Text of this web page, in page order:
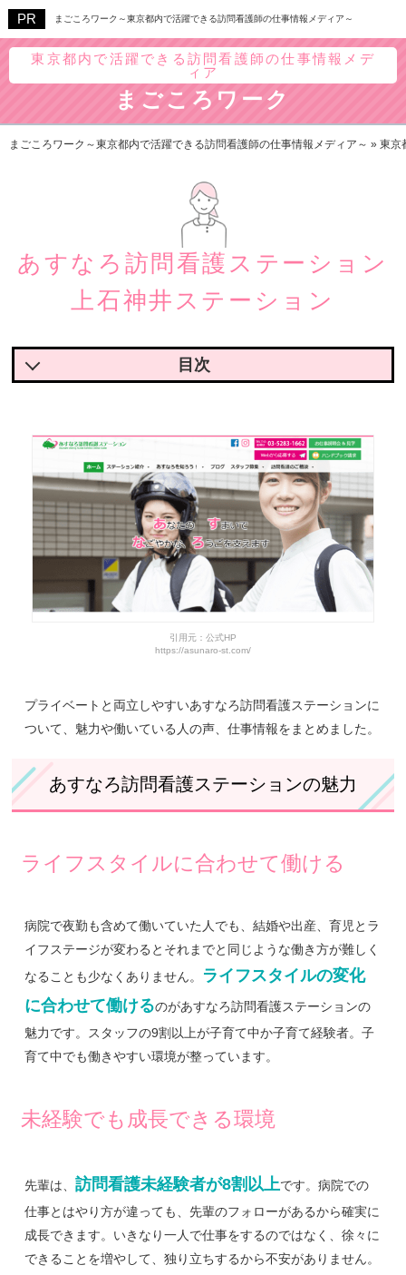
まごころワーク～東京都内で活躍できる訪問看護師の仕事情報メディア～
東京都内で活躍できる訪問看護師の仕事情報メデ
ィア
まごころワーク
まごころワーク～東京都内で活躍できる訪問看護師の仕事情報メディア～ » 東京
あすなろ訪問看護ステーション
上石神井ステーション
あすなろ訪問看護ステーションで実際に働いている人の声
あすなろ訪問看護ステーションの求人情報
あすなろ訪問看護ステーションの基本情報
引用元：公式HP
https://asunaro-st.com/
プライベートと両立しやすいあすなろ訪問看護ステーションに
ついて、魅力や働いている人の声、仕事情報をまとめました。
あすなろ訪問看護ステーションの魅力
ライフスタイルに合わせて働ける
病院で夜勤も含めて働いていた人でも、結婚や出産、育児とラ
イフステージが変わるとそれまでと同じような働き方が難しく
なることも少なくありません。 ライフスタイルの変化
に合わせて働けるのがあすなろ訪問看護ステーションの
魅力です。スタッフの9割以上が子育て中か子育て経験者。子
育て中でも働きやすい環境が整っています。
未経験でも成長できる環境
先輩は、訪問看護未経験者が8割以上です。病院での
仕事とはやり方が違っても、先輩のフォローがあるから確実に
成長できます。いきなり一人で仕事をするのではなく、徐々に
できることを増やして、独り立ちするから不安がありません。